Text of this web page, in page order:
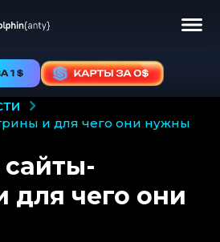
и для чего они нужны
сайты-
для чего они